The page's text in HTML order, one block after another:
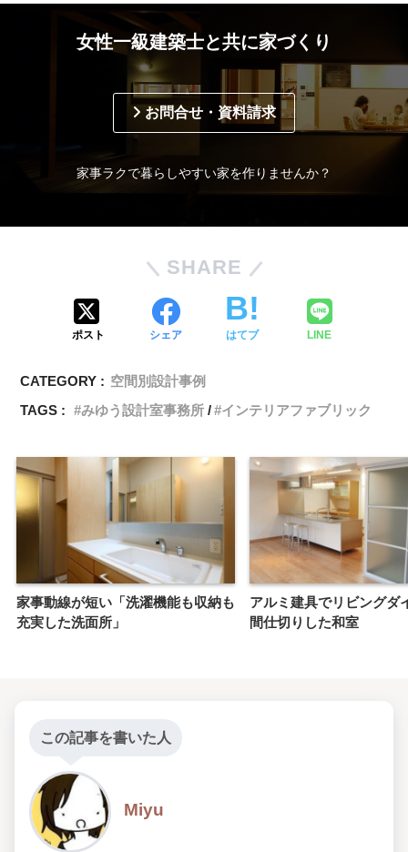
女性一級建築士と共に家づくり
お問合せ・資料請求
家事ラクで暮らしやすい家を作りませんか？
SHARE
ポスト シェア はてブ LINE
CATEGORY : 空間別設計事例
TAGS :
みゆう設計室事務所 インテリアファブリック
家事動線が短い「洗濯機能も収納も
充実した洗面所」
アルミ建具でリビングダ
間仕切りした和室
この記事を書いた人
Miyu